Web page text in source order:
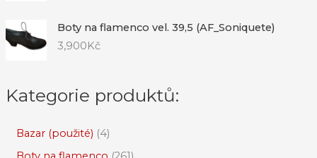
Boty na flamenco vel. 39,5 (AF_Soniquete)
3,900Kč
Kategorie produktů:
Bazar (použité) 4